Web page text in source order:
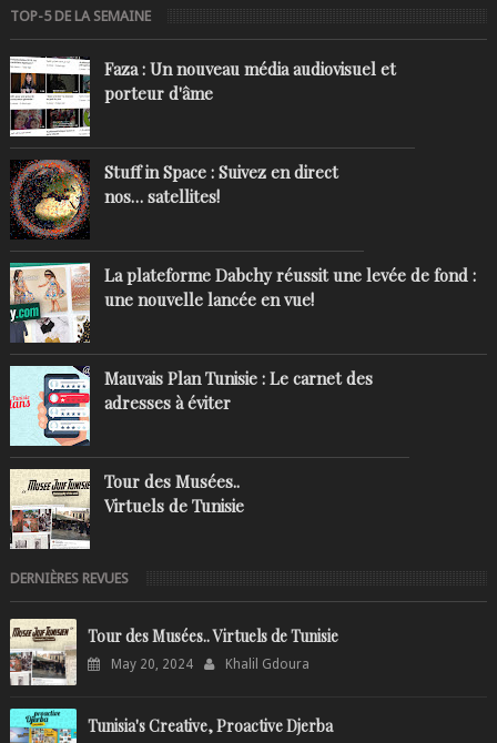
TOP-5 DE LA SEMAINE
Faza : Un nouveau média audiovisuel et
porteur d'âme
Stuff in Space : Suivez en direct
nos… satellites!
La plateforme Dabchy réussit une levée de fond :
une nouvelle lancée en vue!
Mauvais Plan Tunisie : Le carnet des
adresses à éviter
Tour des Musées..
Virtuels de Tunisie
DERNIÈRES REVUES
Tour des Musées.. Virtuels de Tunisie
May 20, 2024 Khalil Gdoura
Tunisia's Creative, Proactive Djerba